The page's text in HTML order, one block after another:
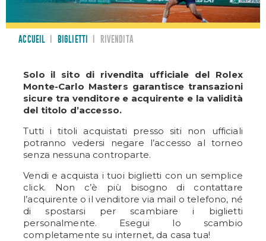
ACCUEIL BIGLIETTI RIVENDITA
Solo il sito di rivendita ufficiale del Rolex
Monte-Carlo Masters garantisce transazioni
sicure tra venditore e acquirente e la validità
del titolo d’accesso.
Tutti i titoli acquistati presso siti non ufficiali
potranno vedersi negare l’accesso al torneo
senza nessuna controparte.
Vendi e acquista i tuoi biglietti con un semplice
click. Non c’è più bisogno di contattare
l’acquirente o il venditore via mail o telefono, né
di spostarsi per scambiare i biglietti
personalmente. Esegui lo scambio
completamente su internet, da casa tua!